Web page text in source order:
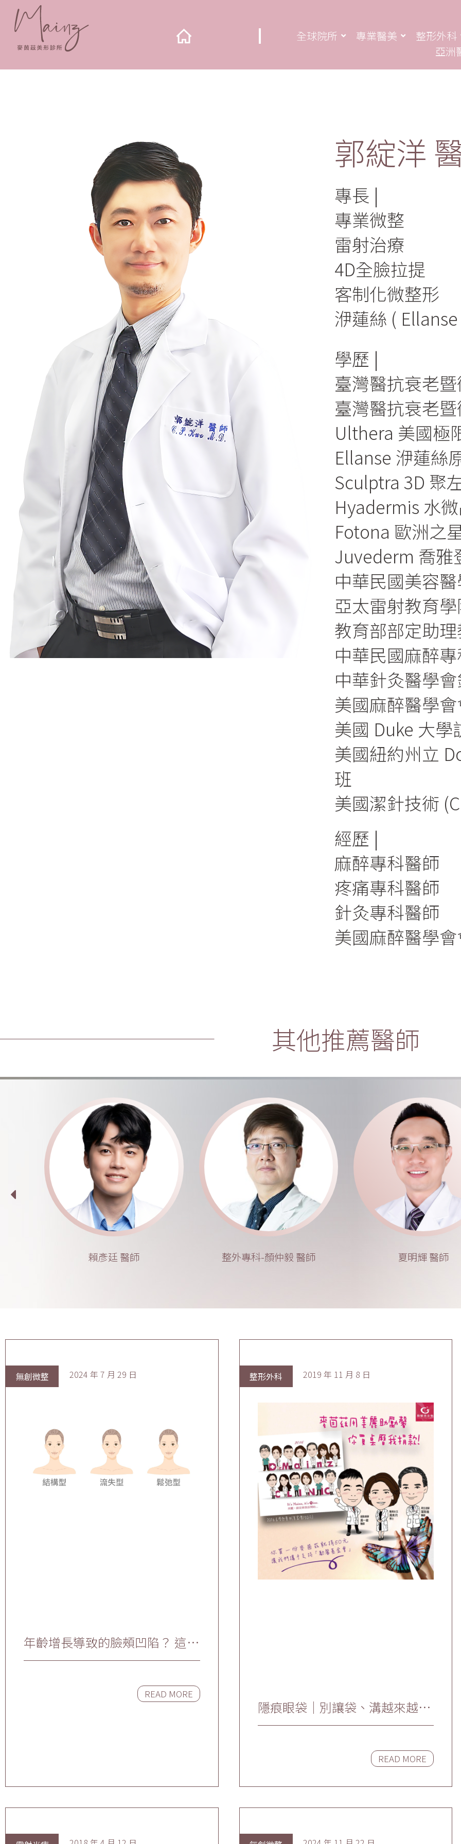
全球院所 專業醫美
整形外科
亞洲
郭綻洋
專長
專業微整
雷射治療
4D全臉拉提
客制化微整形
洢蓮絲 (
學歷
臺灣醫抗衰老
臺灣醫抗衰老
Ulthera 美國極
Ellanse 洢蓮絲
Sculptra 3D 聚
Hyadermis 水
Fotona 歐洲之
Juvederm 喬雅
中華民國美容
亞太雷射教育
教育部部定助
中華民國麻醉
中華針灸醫學
美國麻醉醫學
美國 Duke 大
美國紐約州立
班
美國潔針技術
經歷
麻醉專科醫師
疼痛專科醫師
針灸專科醫師
美國麻醉醫學
其他推薦醫師
賴彥廷 醫師 整外專科-顏仲毅 醫師 夏明輝 醫師
無創微整
年齡增長導致的臉頰凹陷？ 這裡
有全面的改善方法
READ MORE
2024 年 7 月 29 日 整形外科
隱痕眼袋｜別讓袋、溝越來越深
『隱痕眼袋術』
READ MORE
2019 年 11 月 8 日